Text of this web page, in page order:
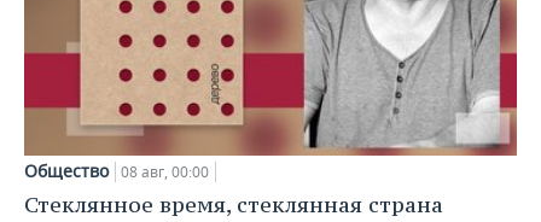
Общество 08 авг, 00:00
Стеклянное время, стеклянная страна